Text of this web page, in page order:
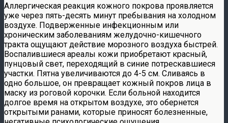
Аллергическая реакция кожного покрова проявляется
уже через пять-десять минут пребывания на холодном
воздухе. Подверженные инфекционным или
хроническим заболеваниям желудочно-кишечного
тракта ощущают действие морозного воздуха быстрей.
Воспалившиеся ареалы кожи приобретают красный,
пунцовый свет, переходящий в синие потрескавшиеся
участки. Пятна увеличиваются до 4-5 см. Сливаясь в
одно большое, он превращает кожный покров лица в
маску из роговой корочки. Если больной находится
долгое время на открытом воздухе, это обернется
открытыми ранами, которые приносят болезненные,